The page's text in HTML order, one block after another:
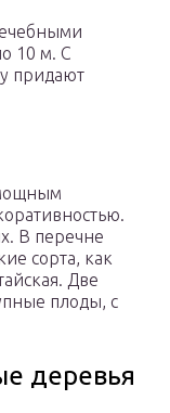
10 м. С
придают
В перечне
сорта, как
Две
плоды, с
деревья